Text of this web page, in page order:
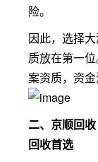
险。
因此，选择
质放在第一
案资质，资金
二、京顺回
回收首选